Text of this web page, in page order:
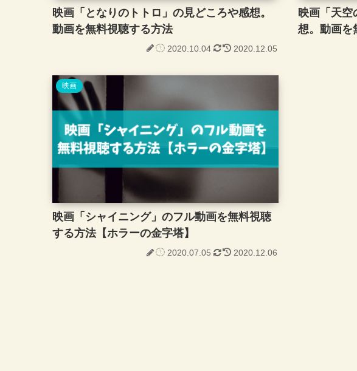
映画「となりのトトロ」の見どころや感想。
動画を無料視聴する方法
2020.10.04 2020.12.05
映画「天
想。動画を
映画
映画「シャイニング」のフル動画を無料視聴
する方法【ホラーの金字塔】
2020.07.05 2020.12.06